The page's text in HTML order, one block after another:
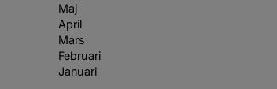
Maj
April
Mars
Februari
Januari